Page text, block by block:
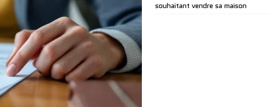
souhaitant vendre sa maison